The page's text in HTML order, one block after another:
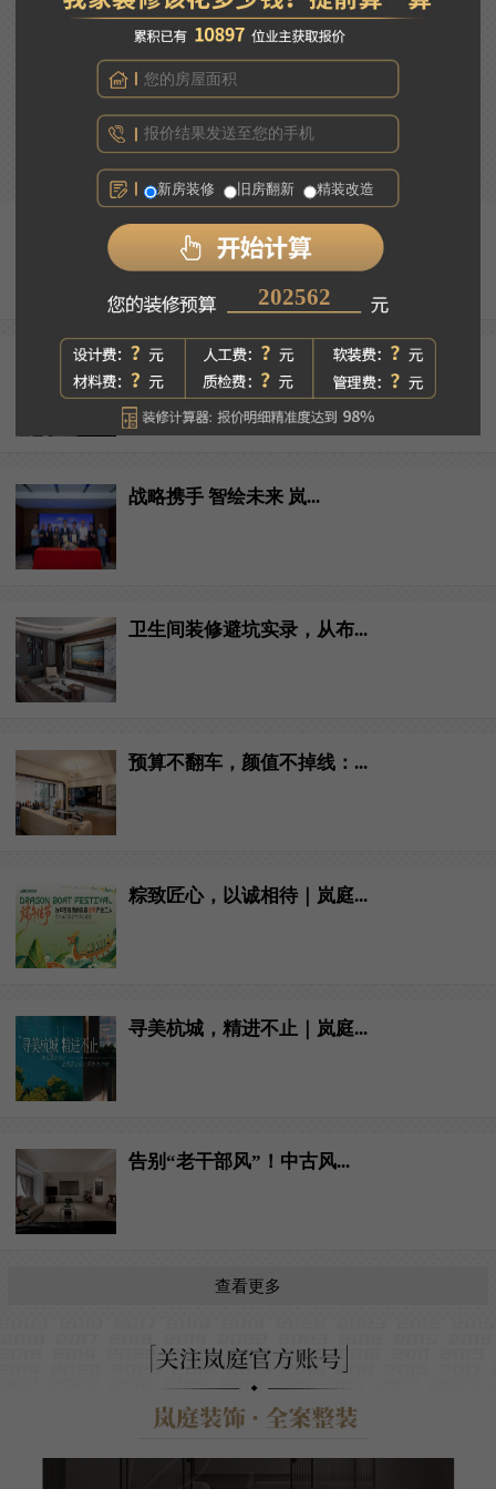
往期回顾
告别昏暗廉价吸顶灯，大平...
意式轻奢：经久耐看的高级...
战略携手 智绘未来 岚...
卫生间装修避坑实录，从布...
预算不翻车，颜值不掉线：...
粽致匠心，以诚相待｜岚庭...
寻美杭城，精进不止｜岚庭...
告别“老干部风”！中古风...
查看更多
新房装修 旧房翻新 精装改造
276797